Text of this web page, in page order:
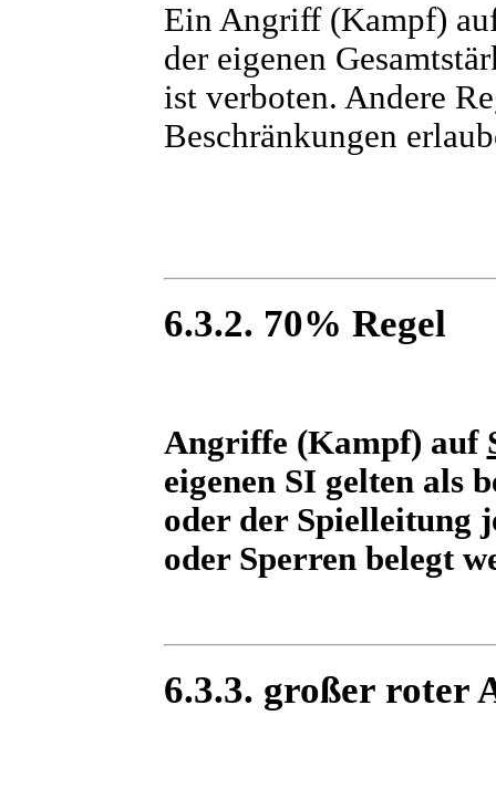
Ein Angriff (Kampf)
der eigenen
ist verboten. Andere
Beschränkungen
6.3.2. 70% Regel
Angriffe (Kampf) auf
eigenen SI gelten als
oder der Spielleitung
oder Sperren belegt
6.3.3. großer roter